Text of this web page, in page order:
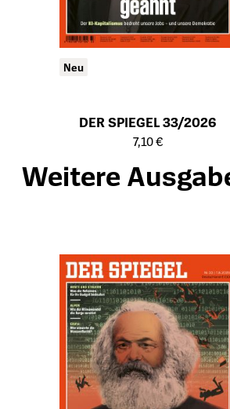
Neu
DER SPIEGEL 33/2026
Öffnet die Detailseite des Produkts
7,10 €
Weitere